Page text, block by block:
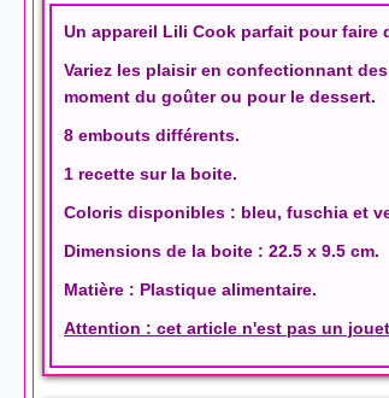
Un appareil Lili Cook parfait pour faire
Variez les plaisir en confectionnant
moment du goûter ou pour le dessert.
8 embouts différents.
1 recette sur la boite.
Coloris disponibles : bleu, fuschia et
Dimensions de la boite : 22.5 x 9.5 cm.
Matière : Plastique alimentaire.
Attention : cet article n'est pas un